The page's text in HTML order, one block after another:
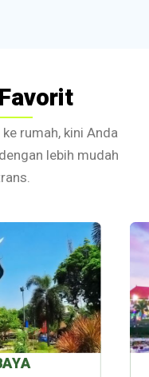
Favorit
rumah, kini Anda
lebih mudah
BALI - MALANG